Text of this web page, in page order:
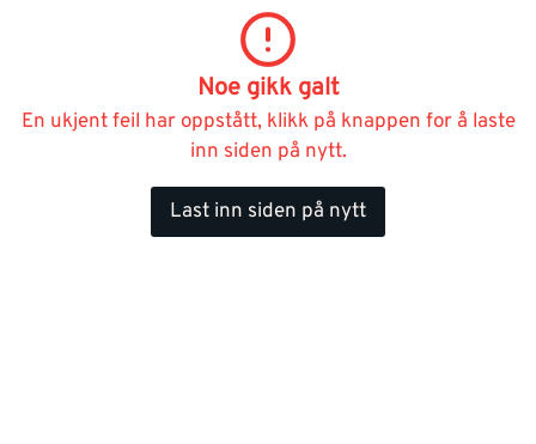
Noe gikk galt
En ukjent feil har oppstått, klikk på knappen for å laste
inn siden på nytt.
Last inn siden på nytt